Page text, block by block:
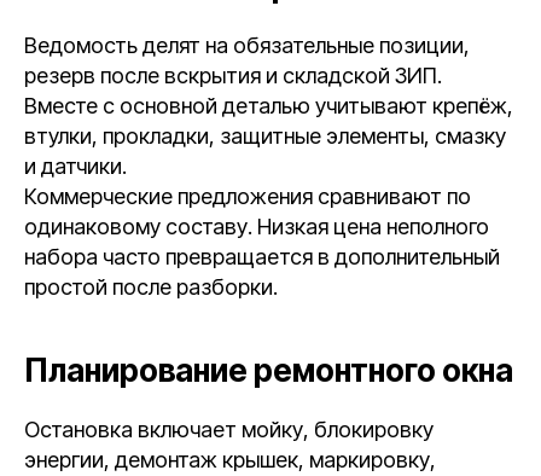
Ведомость делят на обязательные позиции,
резерв после вскрытия и складской ЗИП.
Вместе с основной деталью учитывают крепёж,
втулки, прокладки, защитные элементы, смазку
и датчики.
Коммерческие предложения сравнивают по
одинаковому составу. Низкая цена неполного
набора часто превращается в дополнительный
простой после разборки.
Планирование ремонтного окна
Остановка включает мойку, блокировку
энергии, демонтаж крышек, маркировку,